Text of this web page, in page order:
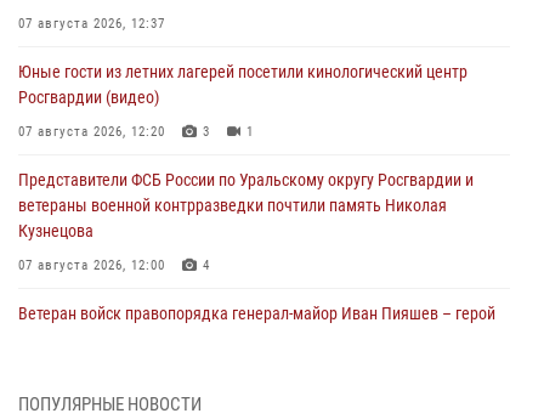
07 августа 2026, 12:37
Юные гости из летних лагерей посетили кинологический центр
Росгвардии (видео)
07 августа 2026, 12:20 3 1
Представители ФСБ России по Уральскому округу Росгвардии и
ветераны военной контрразведки почтили память Николая
Кузнецова
07 августа 2026, 12:00 4
Ветеран войск правопорядка генерал-майор Иван Пияшев – герой
ПОПУЛЯРНЫЕ НОВОСТИ